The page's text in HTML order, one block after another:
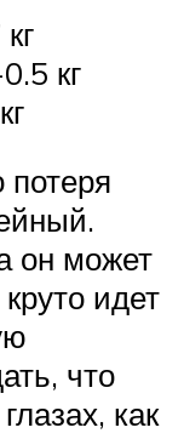
кг
он может
идет
что
как